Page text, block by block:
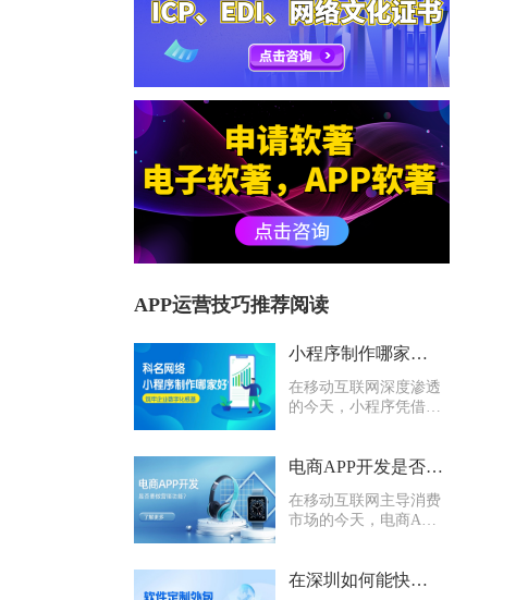
APP运营技巧推荐阅读
小程序制作哪家好？科名网络用专业筑牢企业数字化根基
在移动互联网深度渗透
的今天，小程序凭借轻
打通线上渠道、沉淀私
论是初创商户还是成熟
企业，都纷纷布局小程
电商APP开发是否要多做营销功能
在移动互联网主导消费
市场的今天，电商APP
体。不少企业在开发电
在深圳如何能快速找到一家优质的软件定制外包公司